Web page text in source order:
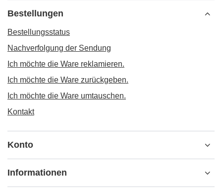
Bestellungen
Bestellungsstatus
Nachverfolgung der Sendung
Ich möchte die Ware reklamieren.
Ich möchte die Ware zurückgeben.
Ich möchte die Ware umtauschen.
Kontakt
Konto
Informationen